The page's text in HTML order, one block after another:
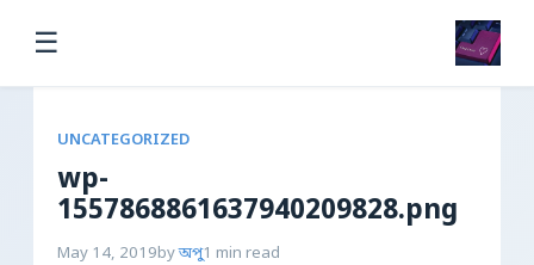
☰
UNCATEGORIZED
wp-
1557868861637940209828.png
May 14, 2019byঅপু1 min read